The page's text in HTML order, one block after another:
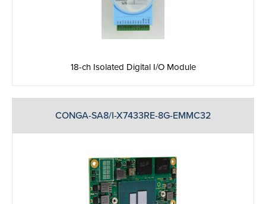
18-ch Isolated Digital I/O Module
CONGA-SA8/I-X7433RE-8G-EMMC32